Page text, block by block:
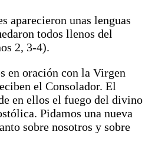
aparecieron unas lenguas
todos llenos del
2, 3-4).
en oración con la Virgen
el Consolador. El
en ellos el fuego del divino
Pidamos una nueva
sobre nosotros y sobre